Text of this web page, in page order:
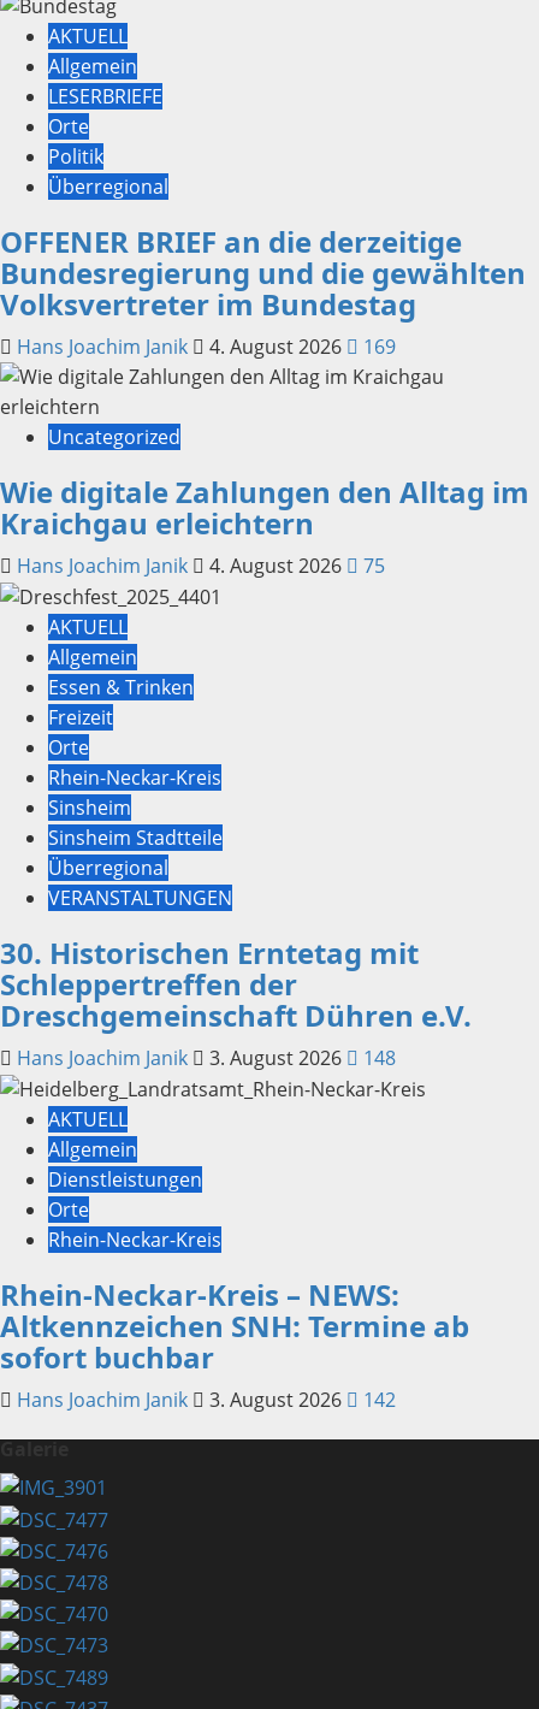
AKTUELL
Allgemein
LESERBRIEFE
Orte
Politik
Überregional
OFFENER BRIEF an die derzeitige
Bundesregierung und die gewählten
Volksvertreter im Bundestag
Hans Joachim Janik 4. August 2026 169
Uncategorized
Wie digitale Zahlungen den Alltag im
Kraichgau erleichtern
Hans Joachim Janik 4. August 2026 75
AKTUELL
Allgemein
Essen & Trinken
Freizeit
Orte
Rhein-Neckar-Kreis
Sinsheim
Sinsheim Stadtteile
Überregional
VERANSTALTUNGEN
30. Historischen Erntetag mit
Schleppertreffen der
Dreschgemeinschaft Dühren e.V.
Hans Joachim Janik 3. August 2026 148
AKTUELL
Allgemein
Dienstleistungen
Orte
Rhein-Neckar-Kreis
Rhein-Neckar-Kreis – NEWS:
Altkennzeichen SNH: Termine ab
sofort buchbar
Hans Joachim Janik 3. August 2026
142